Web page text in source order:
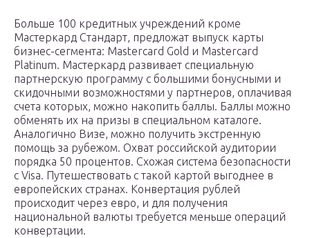
Больше 100 кредитных учреждений кроме
Мастеркард Стандарт, предложат выпуск карты
бизнес-сегмента: Mastercard Gold и Mastercard
Platinum. Мастеркард развивает специальную
партнерскую программу с большими бонусными и
скидочными возможностями у партнеров, оплачивая
счета которых, можно накопить баллы. Баллы можно
обменять их на призы в специальном каталоге.
Аналогично Визе, можно получить экстренную
помощь за рубежом. Охват российской аудитории
порядка 50 процентов. Схожая система безопасности
с Visa. Путешествовать с такой картой выгоднее в
европейских странах. Конвертация рублей
происходит через евро, и для получения
национальной валюты требуется меньше операций
конвертации.